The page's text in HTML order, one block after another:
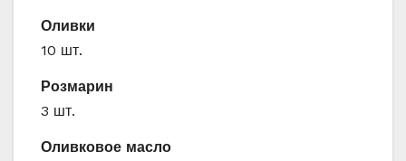
Оливки
10 шт.
Розмарин
3 шт.
Оливковое масло